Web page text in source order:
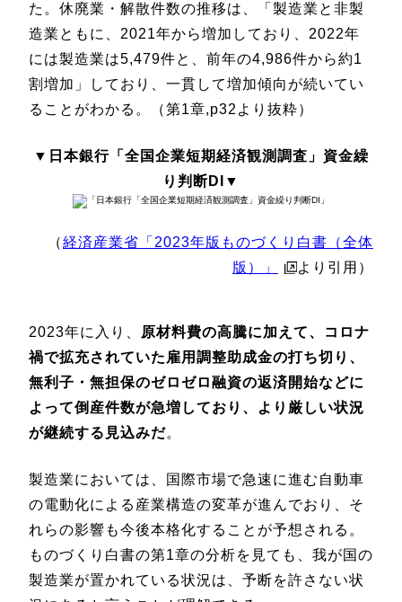
た。休廃業・解散件数の推移は、「製造業と非製
造業ともに、2021年から増加しており、2022年
には製造業は5,479件と、前年の4,986件から約1
割増加」しており、一貫して増加傾向が続いてい
ることがわかる。（第1章,p32より抜粋）
▼日本銀行「全国企業短期経済観測調査」資金繰
り判断DI▼
（経済産業省「2023年版ものづくり白書（全体
版）」
より引用）
2023年に入り、
原材料費の高騰に加えて、コロナ
禍で拡充されていた雇用調整助成金の打ち切り、
無利子・無担保のゼロゼロ融資の返済開始などに
よって倒産件数が急増しており、より厳しい状況
が継続する見込みだ。
製造業においては、国際市場で急速に進む自動車
の電動化による産業構造の変革が進んでおり、そ
れらの影響も今後本格化することが予想される。
ものづくり白書の第1章の分析を見ても、我が国の
製造業が置かれている状況は、予断を許さない状